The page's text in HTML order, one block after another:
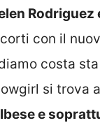
con il
costa
si trova
e